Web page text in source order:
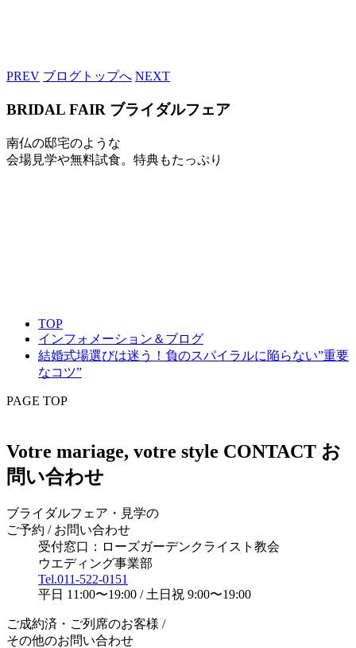
PREV ブログトップへ NEXT
BRIDAL FAIR ブライダルフェア
南仏の邸宅のような
会場見学や無料試食。特典もたっぷり
TOP
インフォメーション＆ブログ
結婚式場選びは迷う！負のスパイラルに陥らない”重要
なコツ”
PAGE TOP
Votre mariage, votre style CONTACT お
問い合わせ
ブライダルフェア・見学の
ご予約 / お問い合わせ
受付窓口：ローズガーデンクライスト教会
ウエディング事業部
Tel.011-522-0151
平日 11:00〜19:00 / 土日祝 9:00〜19:00
ご成約済・ご列席のお客様 /
その他のお問い合わせ